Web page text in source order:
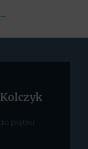
→
piątku